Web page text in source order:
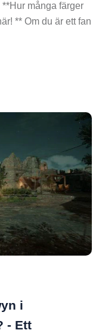
många färger
** Om du är ett fan
i
- Ett